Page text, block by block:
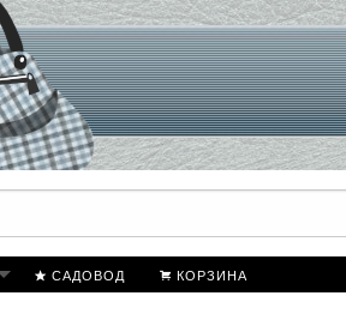
САДОВОД КОРЗИНА